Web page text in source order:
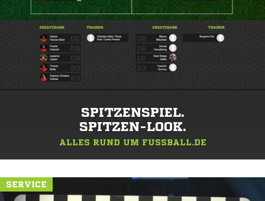
SPITZENSPIEL.
SPITZEN-LOOK.
ALLES RUND UM FUSSBALL.DE
SERVICE